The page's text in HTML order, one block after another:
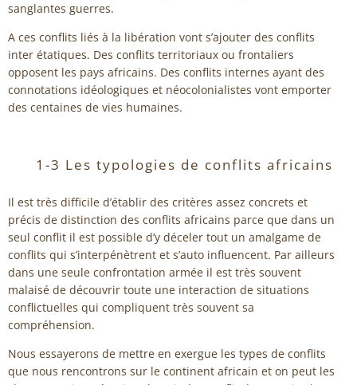
sanglantes guerres.
A ces conflits liés à la libération vont s’ajouter des conflits
inter étatiques. Des conflits territoriaux ou frontaliers
opposent les pays africains. Des conflits internes ayant des
connotations idéologiques et néocolonialistes vont emporter
des centaines de vies humaines.
1-3 Les typologies de conflits africains
Il est très difficile d’établir des critères assez concrets et
précis de distinction des conflits africains parce que dans un
seul conflit il est possible d’y déceler tout un amalgame de
conflits qui s’interpénètrent et s’auto influencent. Par ailleurs
dans une seule confrontation armée il est très souvent
malaisé de découvrir toute une interaction de situations
conflictuelles qui compliquent très souvent sa
compréhension.
Nous essayerons de mettre en exergue les types de conflits
que nous rencontrons sur le continent africain et on peut les